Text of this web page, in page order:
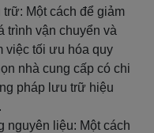
Một cách để giảm
trình vận chuyển và
việc tối ưu hóa quy
nhà cung cấp có chi
pháp lưu trữ hiệu
nguyên liệu: Một cách